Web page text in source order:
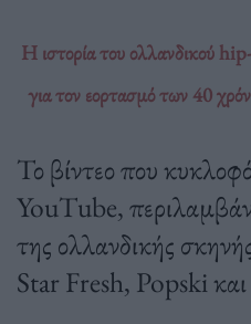
Η ιστορία του ολλανδικού
για τον εορτασμό των 40
Το βίντεο που
YouTube,
της ολλανδικής
Star Fresh, Popski